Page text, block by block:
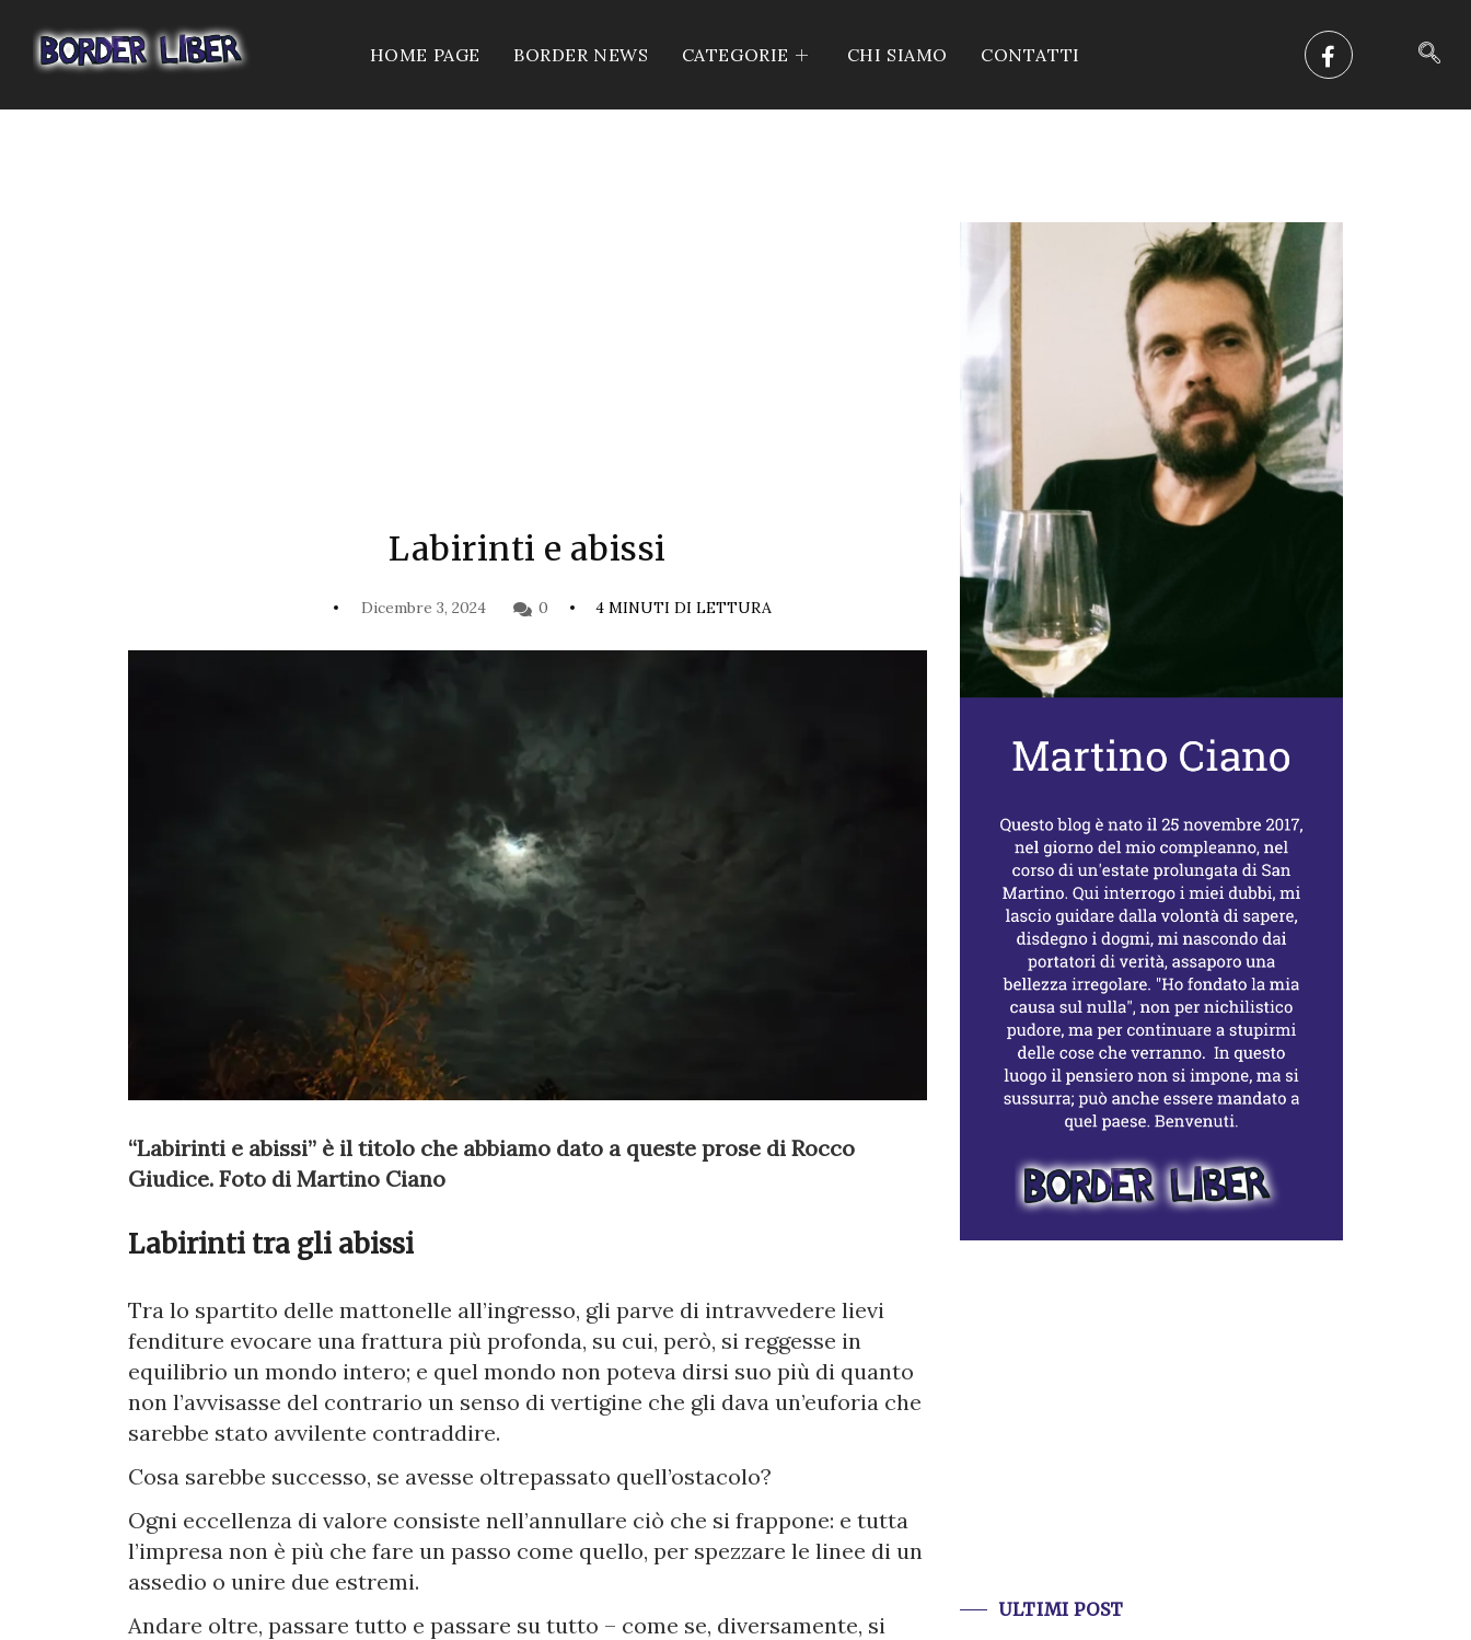
HOME PAGE BORDER NEWS CATEGORIE CHI SIAMO CONTATTI
Labirinti e abissi
Dicembre 3, 2024 0 4 MINUTI DI LETTURA
“Labirinti e abissi” è il titolo che abbiamo dato a queste prose di Rocco
Giudice. Foto di Martino Ciano
Labirinti tra gli abissi
Tra lo spartito delle mattonelle all’ingresso, gli parve di intravvedere lievi
fenditure evocare una frattura più profonda, su cui, però, si reggesse in
equilibrio un mondo intero; e quel mondo non poteva dirsi suo più di quanto
non l’avvisasse del contrario un senso di vertigine che gli dava un’euforia che
sarebbe stato avvilente contraddire.
Cosa sarebbe successo, se avesse oltrepassato quell’ostacolo?
Ogni eccellenza di valore consiste nell’annullare ciò che si frappone: e tutta
l’impresa non è più che fare un passo come quello, per spezzare le linee di un
assedio o unire due estremi.
Andare oltre, passare tutto e passare su tutto – come se, diversamente, si
ULTIMI POST